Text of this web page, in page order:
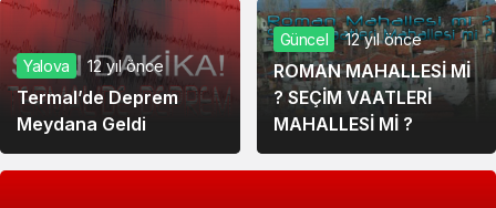
Yalova 12 yıl önce
Termal’de Deprem
Meydana Geldi
Güncel 12 yıl önce
ROMAN MAHALLESİ Mİ
? SEÇİM VAATLERİ
MAHALLESİ Mİ ?